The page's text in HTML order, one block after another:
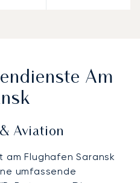
Am
Aviation
Flughafen Saransk
umfassende